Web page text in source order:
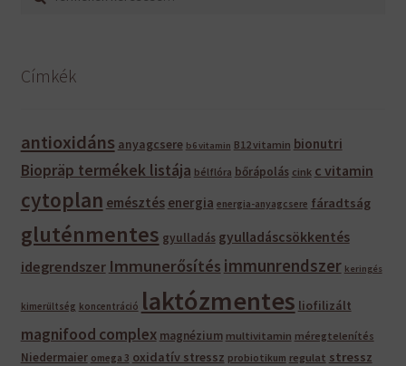
Címkék
antioxidáns anyagcsere b6 vitamin B12 vitamin bionutri
Biopräp termékek listája bélflóra bőrápolás cink c vitamin
cytoplan emésztés energia energia-anyagcsere fáradtság
gluténmentes gyulladás gyulladáscsökkentés
idegrendszer Immunerősítés immunrendszer keringés
kimerültség koncentráció laktózmentes liofilizált
magnifood complex magnézium multivitamin méregtelenítés
Niedermaier omega 3 oxidatív stressz probiotikum regulat stressz